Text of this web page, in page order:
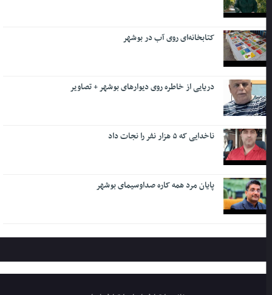
کتابخانه‌ای روی آب در بوشهر
دریایی از خاطره روی دیوارهای بوشهر + تصاویر
ناخدایی که ۵ هزار نفر را نجات داد
پایان مرد همه کاره صداوسیمای بوشهر